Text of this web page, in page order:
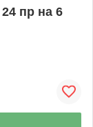
пр на 6